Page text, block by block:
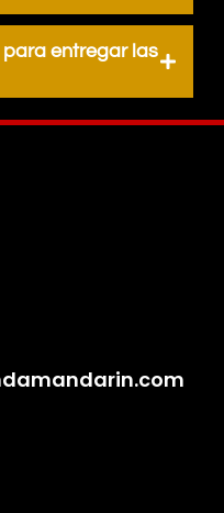
para entregar las